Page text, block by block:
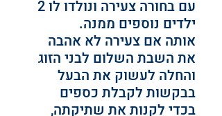
ילדים נוספים ממנה.
אותה אם צעירה לא אהבה
את השבת השלום לבני הזוג
והחלה לעשוק את הבעל
בבקשות לקבלת כספים
בכדי לקנות את שתיקתה,